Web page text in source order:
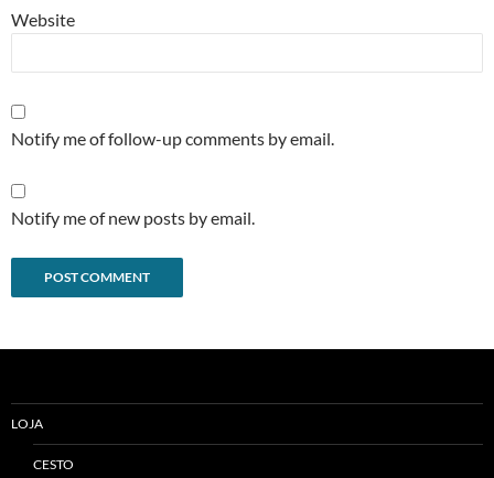
Website
Notify me of follow-up comments by email.
Notify me of new posts by email.
LOJA
CESTO